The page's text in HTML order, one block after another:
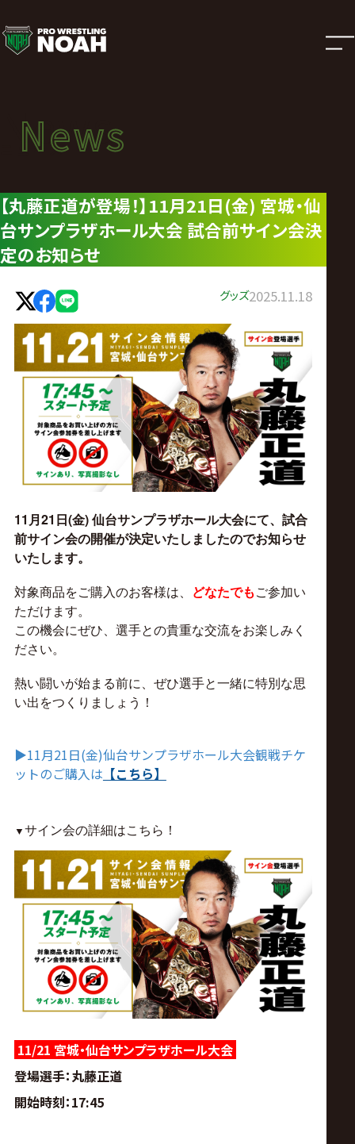
ニ
ュ
ー
ス
|
プ
ロ
レ
ス
グ・
ノ
ア
公
式
サ
イ
News
ニュース
News
【丸藤正道が登場！】11月21日(金) 宮城・仙
台サンプラザホール大会 試合前サイン会決
定のお知らせ
グッズ2025.11.18
11月21日(金) 仙台サンプラザホール大会にて、試合
前サイン会の開催が決定いたしましたのでお知らせ
いたします。
対象商品をご購入のお客様は、 どなたでもご参加い
ただけます。
この機会にぜひ、選手との貴重な交流をお楽しみく
ださい。
熱い闘いが始まる前に、ぜひ選手と一緒に特別な思
い出をつくりましょう！
▶︎11月21日(金)仙台サンプラザホール大会観戦チケ
ットのご購入は 【こちら】
▼サイン会の詳細はこちら！
11/21 宮城・仙台サンプラザホール大会
登場選手：丸藤正道
開始時刻：17:45